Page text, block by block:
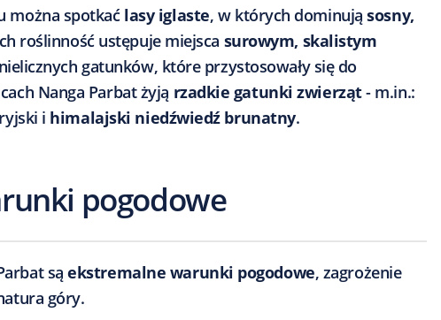
można spotkać lasy iglaste, w których dominująsosny,
roślinność ustępuje miejsca surowym, skalistym
gatunków, które przystosowały się do
Nanga Parbat żyją rzadkie gatunki zwierząt- m.in.:
i himalajski niedźwiedź brunatny.
pogodowe
sąekstremalne warunki pogodowe, zagrożenie
góry.